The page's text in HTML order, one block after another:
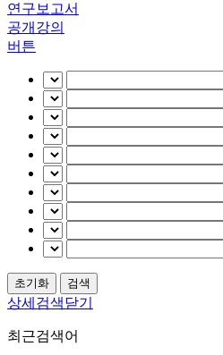
연구보고서
공개강의
버튼
상세검색닫기
최근검색어